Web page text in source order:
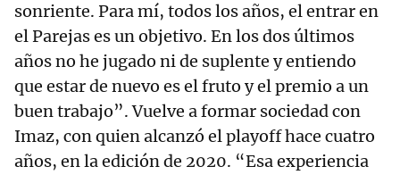
sonriente. Para mí, todos los años, el entrar en
el Parejas es un objetivo. En los dos últimos
años no he jugado ni de suplente y entiendo
que estar de nuevo es el fruto y el premio a un
buen trabajo”. Vuelve a formar sociedad con
Imaz, con quien alcanzó el playoff hace cuatro
años, en la edición de 2020. “Esa experiencia